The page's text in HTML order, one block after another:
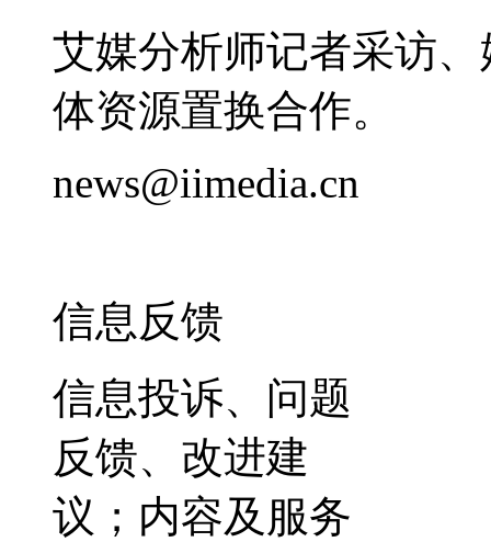
艾媒分析师记者采访
体资源置换合作。
news@iimedia.cn
信息反馈
信息投诉、问题
反馈、改进建
议；内容及服务